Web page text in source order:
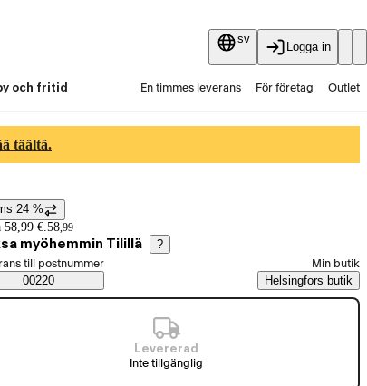
sv
Logga in
och fritid En timmes leverans För företag Outlet
täältä.
24 %
58,99 €.58,99
myöhemmin Tilillä ?
till postnummer
00220
Min butik
Helsingfors butik
Levererad
Inte tillgänglig